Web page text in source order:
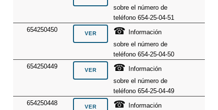
sobre el número de
teléfono 654-25-04-51
654250450
☎
Información
sobre el número de
teléfono 654-25-04-50
654250449
☎
Información
sobre el número de
teléfono 654-25-04-49
654250448
☎
Información